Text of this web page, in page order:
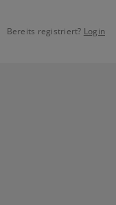
Bereits registriert? Login